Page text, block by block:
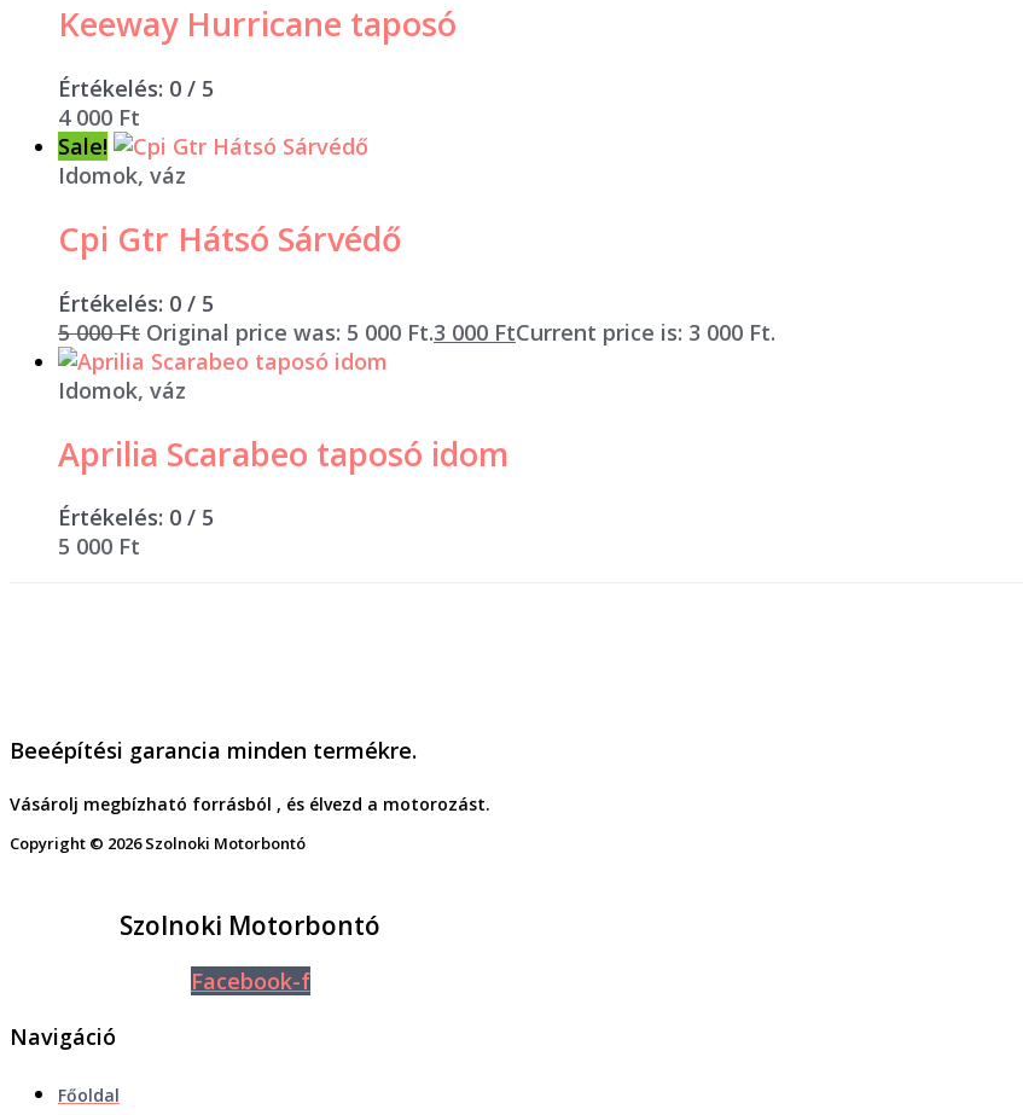
Keeway Hurricane taposó
Értékelés: 0 / 5
4 000 Ft
Sale!
Idomok, váz
Cpi Gtr Hátsó Sárvédő
Értékelés: 0 / 5
5 000Ft Original price was: 5 000 Ft.3 000 FtCurrent price is: 3 000 Ft.
Idomok, váz
Aprilia Scarabeo taposó idom
Értékelés: 0 / 5
5 000 Ft
Beeépítési garancia minden termékre.
Vásárolj megbízható forrásból , és élvezd a motorozást.
Copyright © 2026 Szolnoki Motorbontó
Szolnoki Motorbontó
Facebook-f
Navigáció
Főoldal